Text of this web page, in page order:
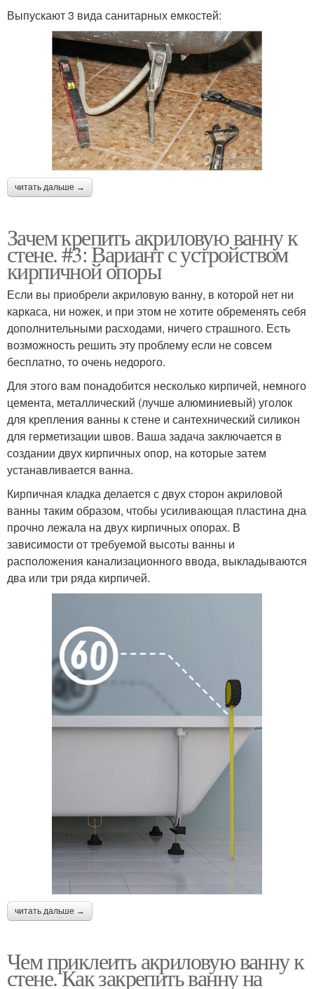
Выпускают 3 вида санитарных емкостей:
читать дальше →
Зачем крепить акриловую ванну к
стене. #3: Вариант с устройством
кирпичной опоры
Если вы приобрели акриловую ванну, в которой нет ни
каркаса, ни ножек, и при этом не хотите обременять себя
дополнительными расходами, ничего страшного. Есть
возможность решить эту проблему если не совсем
бесплатно, то очень недорого.
Для этого вам понадобится несколько кирпичей, немного
цемента, металлический (лучше алюминиевый) уголок
для крепления ванны к стене и сантехнический силикон
для герметизации швов. Ваша задача заключается в
создании двух кирпичных опор, на которые затем
устанавливается ванна.
Кирпичная кладка делается с двух сторон акриловой
ванны таким образом, чтобы усиливающая пластина дна
прочно лежала на двух кирпичных опорах. В
зависимости от требуемой высоты ванны и
расположения канализационного ввода, выкладываются
два или три ряда кирпичей.
читать дальше →
Чем приклеить акриловую ванну к
стене. Как закрепить ванну на